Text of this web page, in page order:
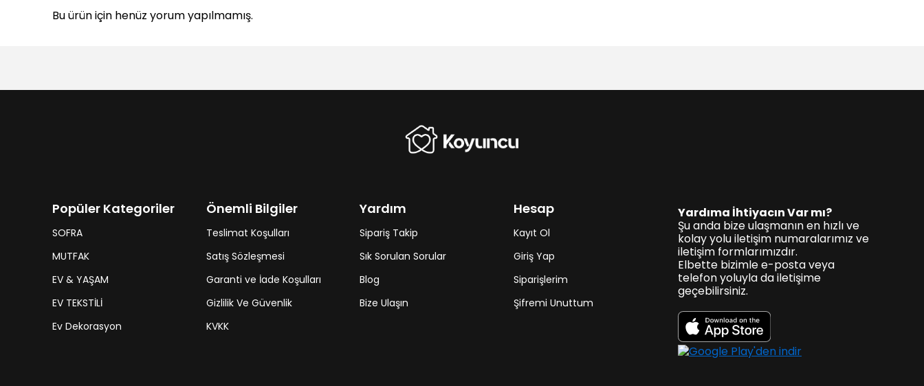
Bu ürün için henüz yorum yapılmamış.
Popüler Kategoriler
SOFRA
MUTFAK
EV & YAŞAM
EV TEKSTİLİ
Ev Dekorasyon
Önemli Bilgiler
Teslimat Koşulları
Satış Sözleşmesi
Garanti ve İade Koşulları
Gizlilik Ve Güvenlik
KVKK
Yardım
Sipariş Takip
Sık Sorulan Sorular
Blog
Bize Ulaşın
Hesap
Kayıt Ol
Giriş Yap
Siparişlerim
Şifremi Unuttum
Yardıma İhtiyacın Var mı?
Şu anda bize ulaşmanın en hızlı ve
kolay yolu iletişim numaralarımız ve
iletişim formlarımızdır.
Elbette bizimle e-posta veya
telefon yoluyla da iletişime
geçebilirsiniz.